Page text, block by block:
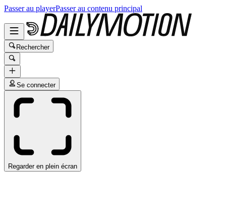
Passer au playerPasser au contenu principal
Rechercher
Se connecter
Regarder en plein écran